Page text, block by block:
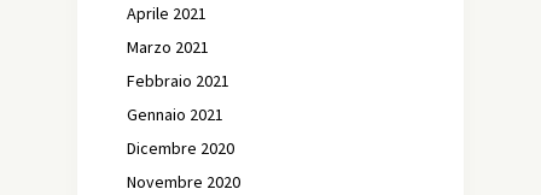
Aprile 2021
Marzo 2021
Febbraio 2021
Gennaio 2021
Dicembre 2020
Novembre 2020